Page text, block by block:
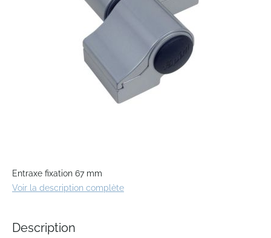
to
the
images
Entraxe fixation 67 mm
Voir la description complète
Description